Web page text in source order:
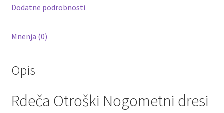
k
Dodatne podrobnosti
Mnenja (0)
Opis
Rdeča Otroški Nogometni dresi